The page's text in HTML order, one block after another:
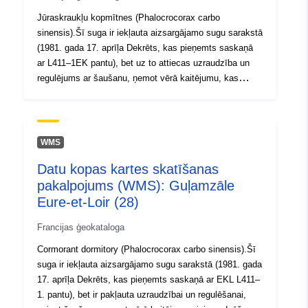
Jūraskraukļu kopmītnes (Phalocrocorax carbo
sinensis).Šī suga ir iekļauta aizsargājamo sugu sarakstā
(1981. gada 17. aprīļa Dekrēts, kas pieņemts saskaņā
ar L411–1EK pantu), bet uz to attiecas uzraudzība un
regulējums ar šaušanu, ņemot vērā kaitējumu, kas
līguma L411–2. pantu.
WMS
Datu kopas kartes skatīšanas
pakalpojums (WMS): Guļamzāle
Eure-et-Loir (28)
Francijas ģeokataloga
Cormorant dormitory (Phalocrocorax carbo sinensis).Šī
suga ir iekļauta aizsargājamo sugu sarakstā (1981. gada
17. aprīļa Dekrēts, kas pieņemts saskaņā ar EKL L411–
1. pantu), bet ir pakļauta uzraudzībai un regulēšanai,